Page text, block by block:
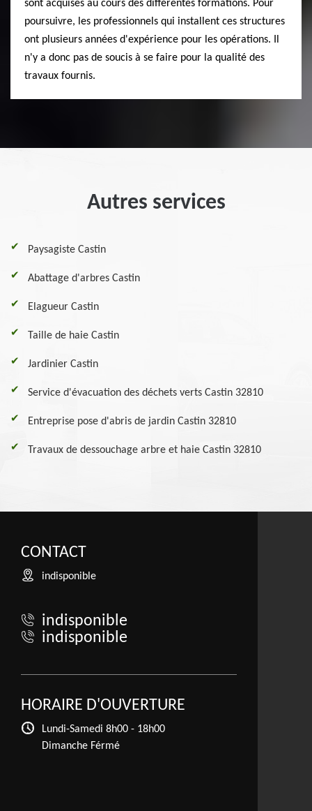
sont acquises au cours des différentes formations. Pour
poursuivre, les professionnels qui installent ces structures
ont plusieurs années d'expérience pour les opérations. Il
n'y a donc pas de soucis à se faire pour la qualité des
travaux fournis.
Autres services
Paysagiste Castin
Abattage d'arbres Castin
Elagueur Castin
Taille de haie Castin
Jardinier Castin
Service d'évacuation des déchets verts Castin 32810
Entreprise pose d'abris de jardin Castin 32810
Travaux de dessouchage arbre et haie Castin 32810
CONTACT
indisponible
indisponible
indisponible
HORAIRE D'OUVERTURE
Lundi-Samedi 8h00 - 18h00
Dimanche Férmé